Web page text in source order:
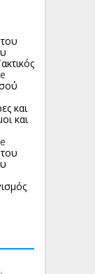
και
και